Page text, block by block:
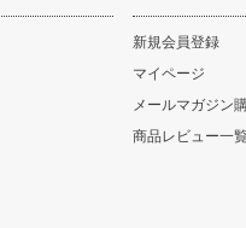
新規会員登録
マイページ
メールマガジン
商品レビュー一